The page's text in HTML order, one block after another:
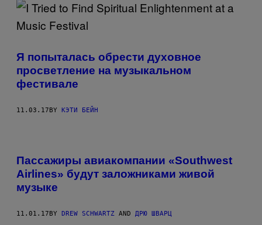
Я попыталась обрести духовное
просветление на музыкальном
фестивале
11.03.17BY КЭТИ БЕЙН
Пассажиры авиакомпании «Southwest
Airlines» будут заложниками живой
музыке
11.01.17 BY DREW SCHWARTZ AND ДРЮ ШВАРЦ